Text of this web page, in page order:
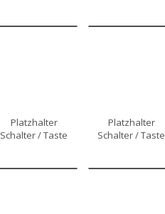
Platzhalter
Schalter / Taste
Platzhalter
Schalter / Taste